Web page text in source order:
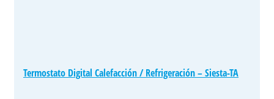
Termostato Digital Calefacción / Refrigeración – Siesta-TA